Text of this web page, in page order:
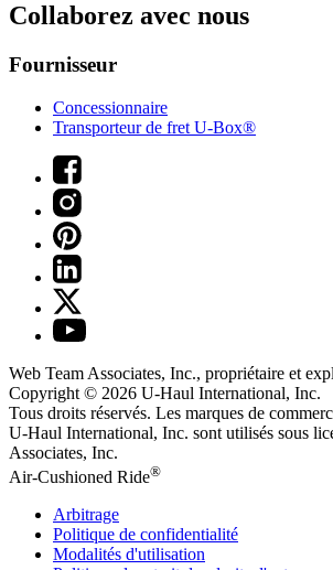
Collaborez avec nous
Fournisseur
Concessionnaire
Transporteur de fret U-Box®
Web Team Associates, Inc., propriétaire et
Copyright © 2026 U-Haul International, Inc.
Tous droits réservés. Les marques de
U-Haul International, Inc. sont utilisés sous
Associates, Inc.
Air-Cushioned Ride®
Arbitrage
Politique de confidentialité
Modalités d'utilisation